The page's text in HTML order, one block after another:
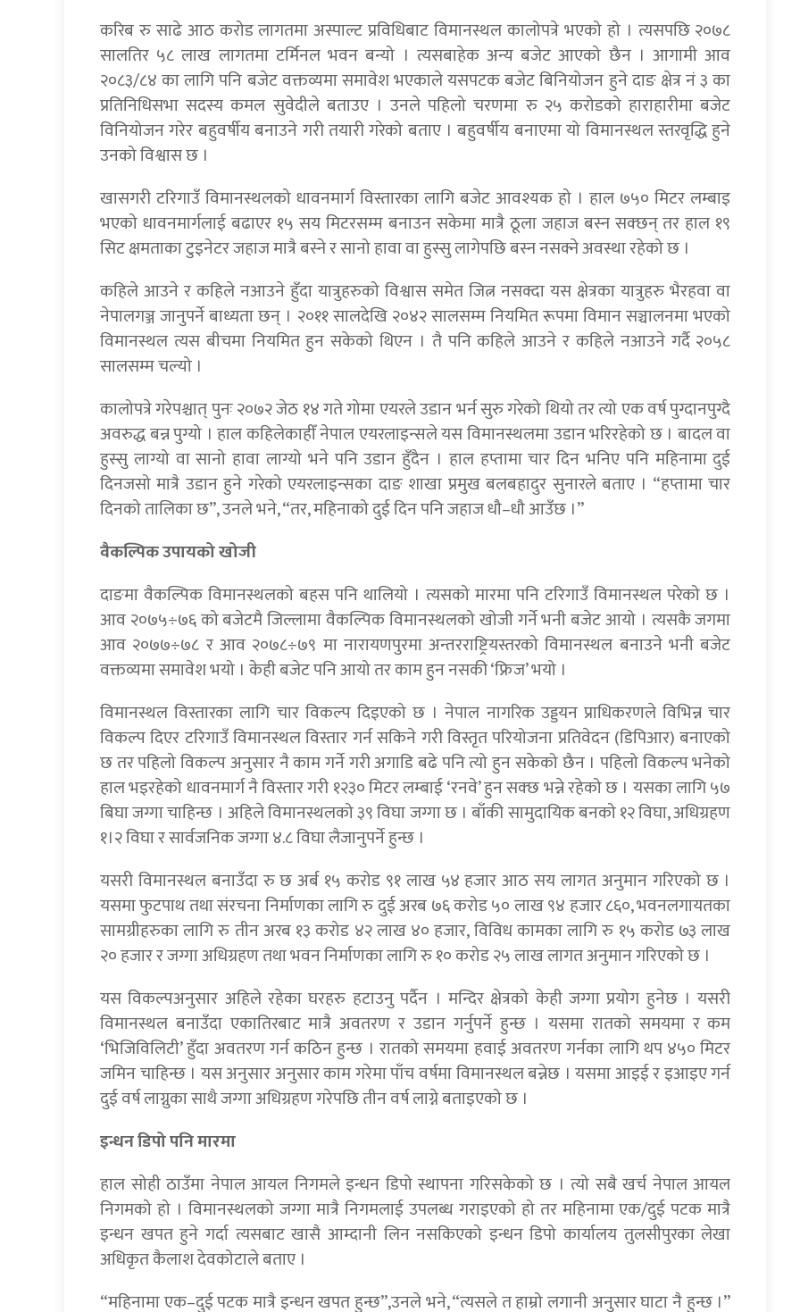
करिब रु साढे आठ करोड लागतमा अस्पाल्ट प्रविधिबाट विमानस्थल कालोपत्रे भएको हो । त्यसपछि २०७८
सालतिर ५८ लाख लागतमा टर्मिनल भवन बन्यो । त्यसबाहेक अन्य बजेट आएको छैन । आगामी आव
२०८३/८४ का लागि पनि बजेट वक्तव्यमा समावेश भएकाले यसपटक बजेट बिनियोजन हुने दाङ क्षेत्र नं ३ का
प्रतिनिधिसभा सदस्य कमल सुवेदीले बताउए । उनले पहिलो चरणमा रु २५ करोडको हाराहारीमा बजेट
विनियोजन गरेर बहुवर्षीय बनाउने गरी तयारी गरेको बताए । बहुवर्षीय बनाएमा यो विमानस्थल स्तरवृद्धि हुने
उनको विश्वास छ ।
खासगरी टरिगाउँ विमानस्थलको धावनमार्ग विस्तारका लागि बजेट आवश्यक हो । हाल ७५० मिटर लम्बाइ
भएको धावनमार्गलाई बढाएर १५ सय मिटरसम्म बनाउन सकेमा मात्रै ठूला जहाज बस्न सक्छन् तर हाल १९
सिट क्षमताका टुइनेटर जहाज मात्रै बस्ने र सानो हावा वा हुस्सु लागेपछि बस्न नसक्ने अवस्था रहेको छ ।
कहिले आउने र कहिले नआउने हुँदा यात्रुहरुको विश्वास समेत जित्न नसक्दा यस क्षेत्रका यात्रुहरु भैरहवा वा
नेपालगञ्ज जानुपर्ने बाध्यता छन् । २०११ सालदेखि २०४२ सालसम्म नियमित रूपमा विमान सञ्चालनमा भएको
विमानस्थल त्यस बीचमा नियमित हुन सकेको थिएन । तै पनि कहिले आउने र कहिले नआउने गर्दै २०५८
सालसम्म चल्यो ।
कालोपत्रे गरेपश्चात् पुनः २०७२ जेठ १४ गते गोमा एयरले उडान भर्न सुरु गरेको थियो तर त्यो एक वर्ष पुग्दानपुग्दै
अवरुद्ध बन्न पुग्यो । हाल कहिलेकाहीँ नेपाल एयरलाइन्सले यस विमानस्थलमा उडान भरिरहेको छ । बादल वा
हुस्सु लाग्यो वा सानो हावा लाग्यो भने पनि उडान हुँदैन । हाल हप्तामा चार दिन भनिए पनि महिनामा दुई
दिनजसो मात्रै उडान हुने गरेको एयरलाइन्सका दाङ शाखा प्रमुख बलबहादुर सुनारले बताए । “हप्तामा चार
दिनको तालिका छ”, उनले भने, “तर, महिनाको दुई दिन पनि जहाज धौ–धौ आउँछ ।”
वैकल्पिक उपायको खोजी
दाङमा वैकल्पिक विमानस्थलको बहस पनि थालियो । त्यसको मारमा पनि टरिगाउँ विमानस्थल परेको छ ।
आव २०७५÷७६ को बजेटमै जिल्लामा वैकल्पिक विमानस्थलको खोजी गर्ने भनी बजेट आयो । त्यसकै जगमा
आव २०७७÷७८ र आव २०७८÷७९ मा नारायणपुरमा अन्तरराष्ट्रियस्तरको विमानस्थल बनाउने भनी बजेट
वक्तव्यमा समावेश भयो । केही बजेट पनि आयो तर काम हुन नसकी ‘फ्रिज’ भयो ।
विमानस्थल विस्तारका लागि चार विकल्प दिइएको छ । नेपाल नागरिक उड्डयन प्राधिकरणले विभिन्न चार
विकल्प दिएर टरिगाउँ विमानस्थल विस्तार गर्न सकिने गरी विस्तृत परियोजना प्रतिवेदन (डिपिआर) बनाएको
छ तर पहिलो विकल्प अनुसार नै काम गर्ने गरी अगाडि बढे पनि त्यो हुन सकेको छैन । पहिलो विकल्प भनेको
हाल भइरहेको धावनमार्ग नै विस्तार गरी १२३० मिटर लम्बाई ‘रनवे’ हुन सक्छ भन्ने रहेको छ । यसका लागि ५७
बिघा जग्गा चाहिन्छ । अहिले विमानस्थलको ३९ विघा जग्गा छ । बाँकी सामुदायिक बनको १२ विघा, अधिग्रहण
१।२ विघा र सार्वजनिक जग्गा ४.८ विघा लैजानुपर्ने हुन्छ ।
यसरी विमानस्थल बनाउँदा रु छ अर्ब १५ करोड ९१ लाख ५४ हजार आठ सय लागत अनुमान गरिएको छ ।
यसमा फुटपाथ तथा संरचना निर्माणका लागि रु दुई अरब ७६ करोड ५० लाख ९४ हजार ८६०, भवनलगायतका
सामग्रीहरुका लागि रु तीन अरब १३ करोड ४२ लाख ४० हजार, विविध कामका लागि रु १५ करोड ७३ लाख
२० हजार र जग्गा अधिग्रहण तथा भवन निर्माणका लागि रु १० करोड २५ लाख लागत अनुमान गरिएको छ ।
यस विकल्पअनुसार अहिले रहेका घरहरु हटाउनु पर्दैन । मन्दिर क्षेत्रको केही जग्गा प्रयोग हुनेछ । यसरी
विमानस्थल बनाउँदा एकातिरबाट मात्रै अवतरण र उडान गर्नुपर्ने हुन्छ । यसमा रातको समयमा र कम
‘भिजिविलिटी’ हुँदा अवतरण गर्न कठिन हुन्छ । रातको समयमा हवाई अवतरण गर्नका लागि थप ४५० मिटर
जमिन चाहिन्छ । यस अनुसार अनुसार काम गरेमा पाँच वर्षमा विमानस्थल बन्नेछ । यसमा आइई र इआइए गर्न
दुई वर्ष लाग्नुका साथै जग्गा अधिग्रहण गरेपछि तीन वर्ष लाग्ने बताइएको छ ।
इन्धन डिपो पनि मारमा
हाल सोही ठाउँमा नेपाल आयल निगमले इन्धन डिपो स्थापना गरिसकेको छ । त्यो सबै खर्च नेपाल आयल
निगमको हो । विमानस्थलको जग्गा मात्रै निगमलाई उपलब्ध गराइएको हो तर महिनामा एक/दुई पटक मात्रै
इन्धन खपत हुने गर्दा त्यसबाट खासै आम्दानी लिन नसकिएको इन्धन डिपो कार्यालय तुलसीपुरका लेखा
अधिकृत कैलाश देवकोटाले बताए ।
“महिनामा एक–दुई पटक मात्रै इन्धन खपत हुन्छ”,उनले भने, “त्यसले त हाम्रो लगानी अनुसार घाटा नै हुन्छ ।”